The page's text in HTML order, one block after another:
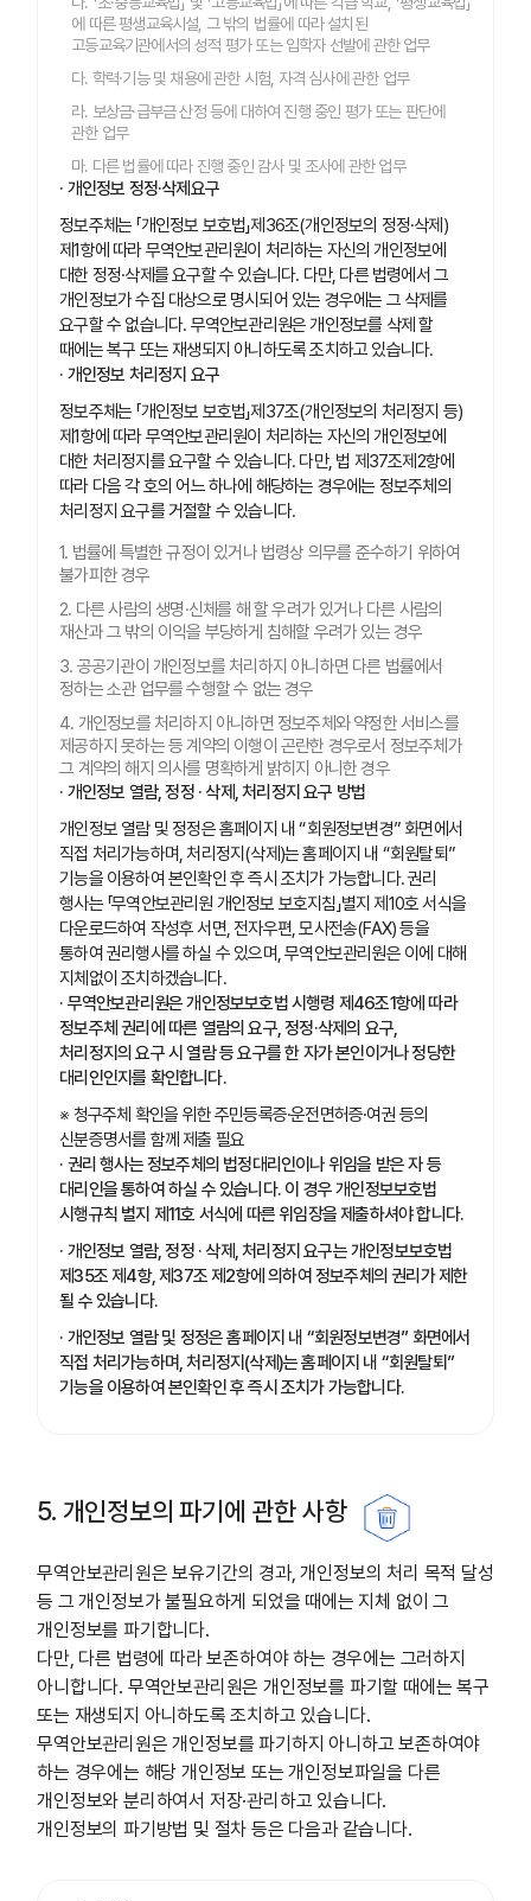
에 따른 평생교육시설, 그 밖의 법률에 따라 설치된
고등교육기관에서의 성적 평가 또는 입학자 선발에 관한 업무
다. 학력·기능 및 채용에 관한 시험, 자격 심사에 관한 업무
라. 보상금·급부금 산정 등에 대하여 진행 중인 평가 또는 판단에
관한 업무
마. 다른 법률에 따라 진행 중인 감사 및 조사에 관한 업무
· 개인정보 정정·삭제요구
정보주체는 「개인정보 보호법」제36조(개인정보의 정정·삭제)
제1항에 따라 무역안보관리원이 처리하는 자신의 개인정보에
대한 정정·삭제를 요구할 수 있습니다. 다만, 다른 법령에서 그
개인정보가 수집 대상으로 명시되어 있는 경우에는 그 삭제를
요구할 수 없습니다. 무역안보관리원은 개인정보를 삭제 할
때에는 복구 또는 재생되지 아니하도록 조치하고 있습니다.
· 개인정보 처리정지 요구
정보주체는 「개인정보 보호법」제37조(개인정보의 처리정지 등)
제1항에 따라 무역안보관리원이 처리하는 자신의 개인정보에
대한 처리정지를 요구할 수 있습니다. 다만, 법 제37조제2항에
따라 다음 각 호의 어느 하나에 해당하는 경우에는 정보주체의
처리정지 요구를 거절할 수 있습니다.
1. 법률에 특별한 규정이 있거나 법령상 의무를 준수하기 위하여
불가피한 경우
2. 다른 사람의 생명·신체를 해 할 우려가 있거나 다른 사람의
재산과 그 밖의 이익을 부당하게 침해할 우려가 있는 경우
3. 공공기관이 개인정보를 처리하지 아니하면 다른 법률에서
정하는 소관 업무를 수행할 수 없는 경우
4. 개인정보를 처리하지 아니하면 정보주체와 약정한 서비스를
제공하지 못하는 등 계약의 이행이 곤란한 경우로서 정보주체가
그 계약의 해지 의사를 명확하게 밝히지 아니한 경우
· 개인정보 열람, 정정 · 삭제, 처리정지 요구 방법
개인정보 열람 및 정정은 홈페이지 내 “회원정보변경” 화면에서
직접 처리가능하며, 처리정지(삭제)는 홈페이지 내 “회원탈퇴”
기능을 이용하여 본인확인 후 즉시 조치가 가능합니다. 권리
행사는 「무역안보관리원 개인정보 보호지침」별지 제10호 서식을
다운로드하여 작성후 서면, 전자우편, 모사전송(FAX) 등을
통하여 권리행사를 하실 수 있으며, 무역안보관리원은 이에 대해
지체없이 조치하겠습니다.
· 무역안보관리원은 개인정보보호법 시행령 제46조1항에 따라
정보주체 권리에 따른 열람의 요구, 정정·삭제의 요구,
처리정지의 요구 시 열람 등 요구를 한 자가 본인이거나 정당한
대리인인지를 확인합니다.
※ 청구주체 확인을 위한 주민등록증·운전면허증·여권 등의
신분증명서를 함께 제출 필요
· 권리 행사는 정보주체의 법정대리인이나 위임을 받은 자 등
대리인을 통하여 하실 수 있습니다. 이 경우 개인정보보호법
시행규칙 별지 제11호 서식에 따른 위임장을 제출하셔야 합니다.
· 개인정보 열람, 정정 · 삭제, 처리정지 요구는 개인정보보호법
제35조 제4항, 제37조 제2항에 의하여 정보주체의 권리가 제한
될 수 있습니다.
· 개인정보 열람 및 정정은 홈페이지 내 “회원정보변경” 화면에서
직접 처리가능하며, 처리정지(삭제)는 홈페이지 내 “회원탈퇴”
기능을 이용하여 본인확인 후 즉시 조치가 가능합니다.
5. 개인정보의 파기에 관한 사항
무역안보관리원은 보유기간의 경과, 개인정보의 처리 목적 달성
등 그 개인정보가 불필요하게 되었을 때에는 지체 없이 그
개인정보를 파기합니다.
다만, 다른 법령에 따라 보존하여야 하는 경우에는 그러하지
아니합니다. 무역안보관리원은 개인정보를 파기할 때에는 복구
또는 재생되지 아니하도록 조치하고 있습니다.
무역안보관리원은 개인정보를 파기하지 아니하고 보존하여야
하는 경우에는 해당 개인정보 또는 개인정보파일을 다른
개인정보와 분리하여서 저장·관리하고 있습니다.
개인정보의 파기방법 및 절차 등은 다음과 같습니다.